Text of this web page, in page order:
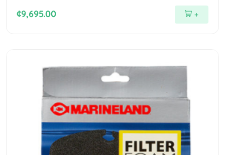
¢9,695.00 +